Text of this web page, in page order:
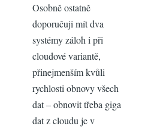
Osobně ostatně
doporučuji mít dva
systémy záloh i při
cloudové variantě,
přinejmenším kvůli
rychlosti obnovy všech
dat – obnovit třeba giga
dat z cloudu je v